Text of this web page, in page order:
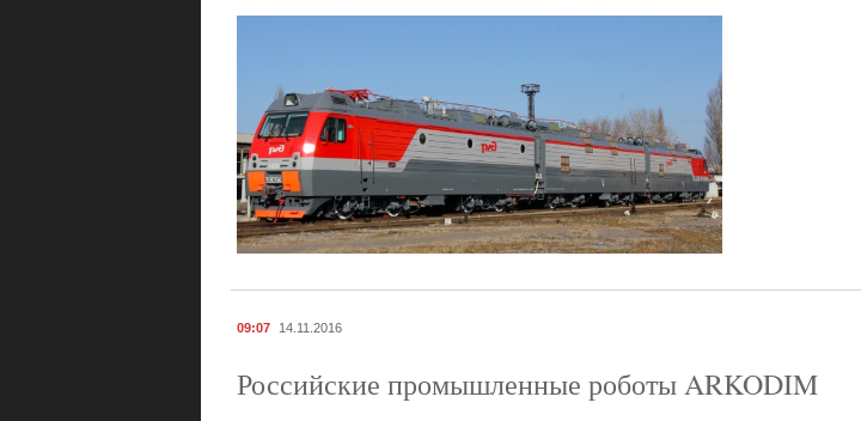
09:07 14.11.2016
Российские промышленные роботы ARKODIM